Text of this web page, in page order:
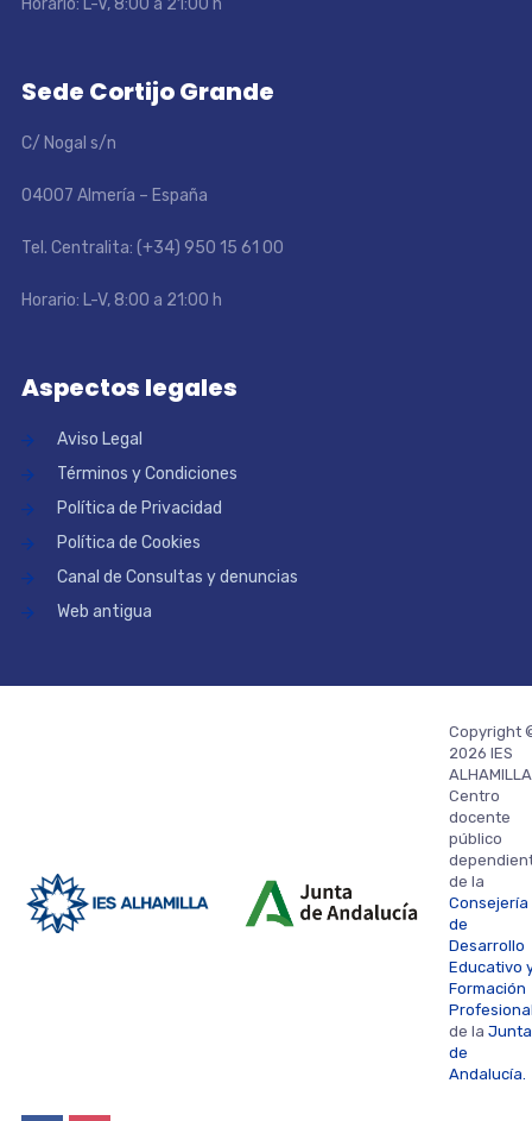
Horario: L-V, 8:00 a 21:00 h
Sede Cortijo Grande
C/ Nogal s/n
04007 Almería – España
Tel. Centralita: (+34) 950 15 61 00
Horario: L-V, 8:00 a 21:00 h
Aspectos legales
Aviso Legal
Términos y Condiciones
Política de Privacidad
Política de Cookies
Canal de Consultas y denuncias
Web antigua
Copyright
2026 IES
Centro
docente
público
de la
Consejería
de
Desarrollo
Educativo
Formación
de la Junta
de
Andalucía.